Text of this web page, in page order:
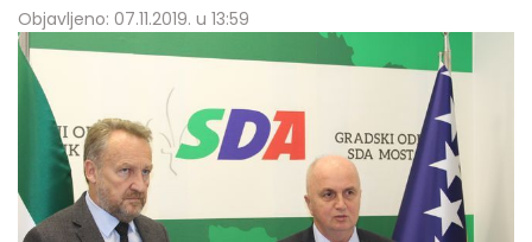
Objavljeno: 07.11.2019. u 13:59